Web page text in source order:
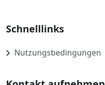
Schnelllinks
Nutzungsbedingungen